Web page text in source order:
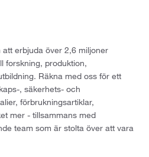
erbjuda över 2,6 miljoner
forskning, produktion,
Räkna med oss för ett
, säkerhets- och
förbrukningsartiklar,
mer - tillsammans med
team som är stolta över att vara